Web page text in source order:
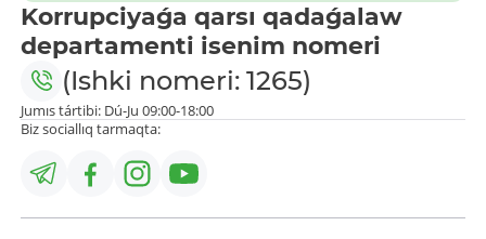
Korrupciyaǵa qarsı qadaǵalaw
departamenti isenim nomeri
(Ishki nomeri: 1265)
Jumıs tártibi: Dú-Ju 09:00-18:00
Biz sociallıq tarmaqta: